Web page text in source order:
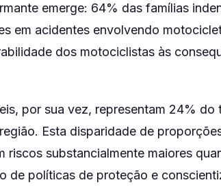
emerge: 64% das famílias
em acidentes envolvendo
dos motociclistas às
por sua vez, representam 24%
Esta disparidade de
riscos substancialmente maiores
de políticas de proteção e